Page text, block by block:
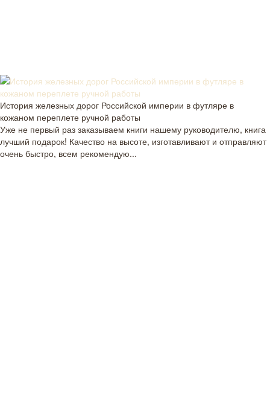
История железных дорог Российской империи в футляре в
кожаном переплете ручной работы
Уже не первый раз заказываем книги нашему руководителю, книга
лучший подарок! Качество на высоте, изготавливают и отправляют
очень быстро, всем рекомендую...